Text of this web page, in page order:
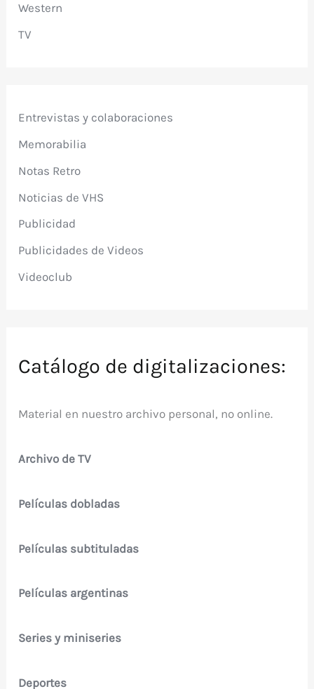
Western
TV
Entrevistas y colaboraciones
Memorabilia
Notas Retro
Noticias de VHS
Publicidad
Publicidades de Videos
Videoclub
Catálogo de digitalizaciones:
Material en nuestro archivo personal, no online.
Archivo de TV
Películas dobladas
Películas subtituladas
Películas argentinas
Series y miniseries
Deportes